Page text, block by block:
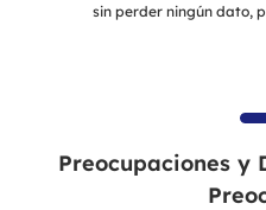
sin perder ningún dato,
Preocupaciones y